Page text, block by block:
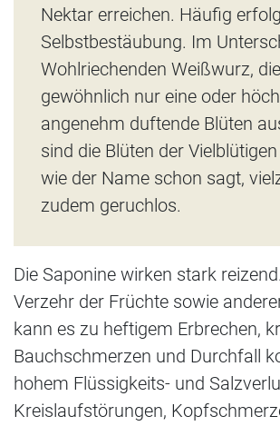
Nektar erreichen. Häufig
Selbstbestäubung. Im
Wohlriechenden Weißwurz, die
gewöhnlich nur eine oder
angenehm duftende Blüten
sind die Blüten der
wie der Name schon sagt,
zudem geruchlos.
Die Saponine wirken stark
Verzehr der Früchte sowie
kann es zu heftigem Erbrechen,
Bauchschmerzen und Durchfall
hohem Flüssigkeits- und
Kreislaufstörungen,